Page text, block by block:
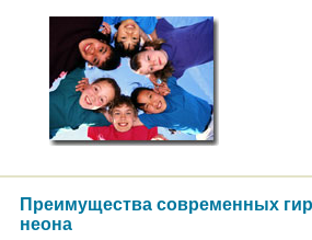
Преимущества современных
неона